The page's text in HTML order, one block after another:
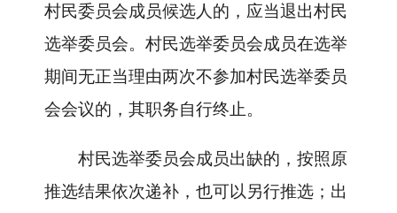
村民委员会成员候选人的，应当退出村民
选举委员会。村民选举委员会成员在选举
期间无正当理由两次不参加村民选举委员
会会议的，其职务自行终止。
村民选举委员会成员出缺的，按照原
推选结果依次递补，也可以另行推选；出